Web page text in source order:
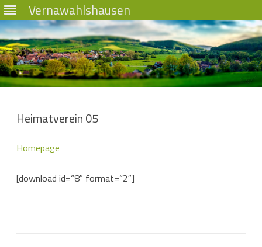
Vernawahlshausen
Skip
Heimatverein 05
Homepage
[download id=“8″ format=“2″]